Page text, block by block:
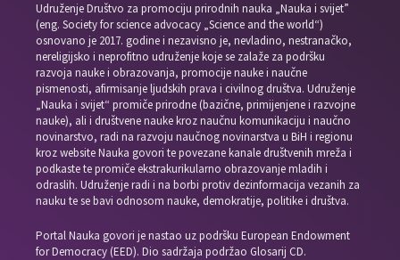
Udruženje Društvo za promociju prirodnih nauka „Nauka i svijet”
(eng. Society for science advocacy „Science and the world“)
osnovano je 2017. godine i nezavisno je, nevladino, nestranačko,
nereligijsko i neprofitno udruženje koje se zalaže za podršku
razvoja nauke i obrazovanja, promocije nauke i naučne
pismenosti, afirmisanje ljudskih prava i civilnog društva. Udruženje
„Nauka i svijet“ promiče prirodne (bazične, primijenjene i razvojne
nauke), ali i društvene nauke kroz naučnu komunikaciju i naučno
novinarstvo, radi na razvoju naučnog novinarstva u BiH i regionu
kroz website Nauka govori te povezane kanale društvenih mreža i
podkaste te promiče ekstrakurikularno obrazovanje mladih i
odraslih. Udruženje radi i na borbi protiv dezinformacija vezanih za
nauku te se bavi odnosom nauke, demokratije, politike i društva.
Portal Nauka govori je nastao uz podršku European Endowment
for Democracy (EED). Dio sadržaja podržao Glosarij CD.